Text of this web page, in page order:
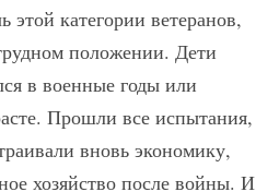
категории ветеранов,
положении. Дети
в военные годы или
Прошли все испытания,
вновь экономику,
хозяйство после войны. И